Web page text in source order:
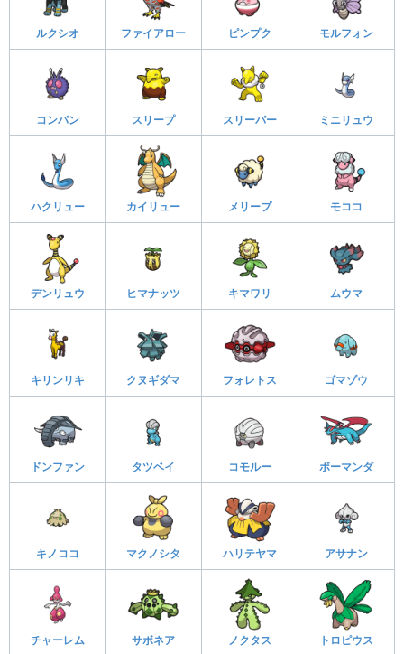
ルクシオ ファイアロー ピンプク モルフォン
コンパン スリープ スリーパー ミニリュウ
ハクリュー カイリュー メリープ モココ
デンリュウ ヒマナッツ キマワリ ムウマ
キリンリキ クヌギダマ フォレトス ゴマゾウ
ドンファン タツベイ コモルー ボーマンダ
キノココ マクノシタ ハリテヤマ アサナン
チャーレム サボネア ノクタス トロピウス